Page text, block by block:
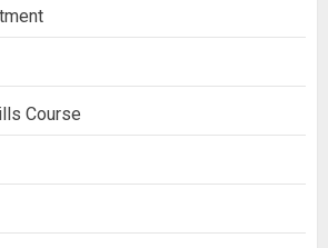
Course